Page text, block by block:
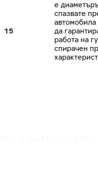
15
е
спазвате
автомобила
да
работа на
спирачен